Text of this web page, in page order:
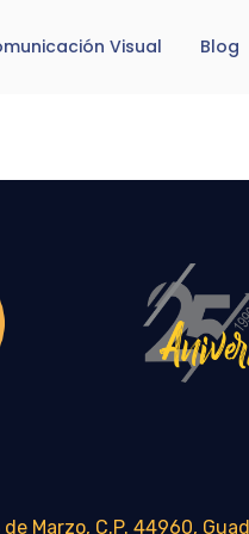
Visual Blog
Marzo, C.P. 44960,